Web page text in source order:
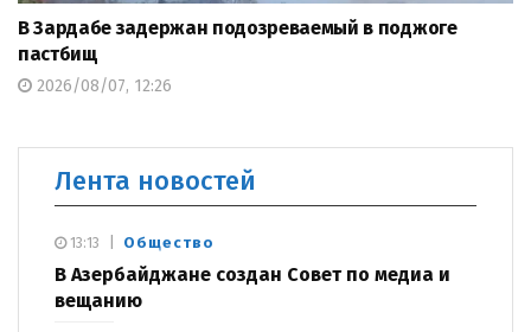
В Зардабе задержан подозреваемый в поджоге
пастбищ
2026/08/07, 12:26
Лента новостей
Общество
В Азербайджане создан Совет по медиа и
вещанию
13:13